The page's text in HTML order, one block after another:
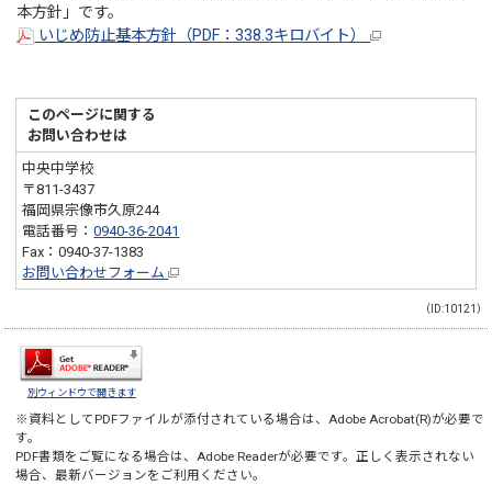
本方針」です。
いじめ防止基本方針（PDF：338.3キロバイト）
このページに関する
お問い合わせは
中央中学校
〒811-3437
福岡県宗像市久原244
電話番号：0940-36-2041
Fax：0940-37-1383
お問い合わせフォーム
（ID:10121）
別ウィンドウで開きます
※資料としてPDFファイルが添付されている場合は、 Adobe Acrobat(R)が必要で
す。
PDF書類をご覧になる場合は、 Adobe Readerが必要です。正しく表示されない
場合、最新バージョンをご利用ください。